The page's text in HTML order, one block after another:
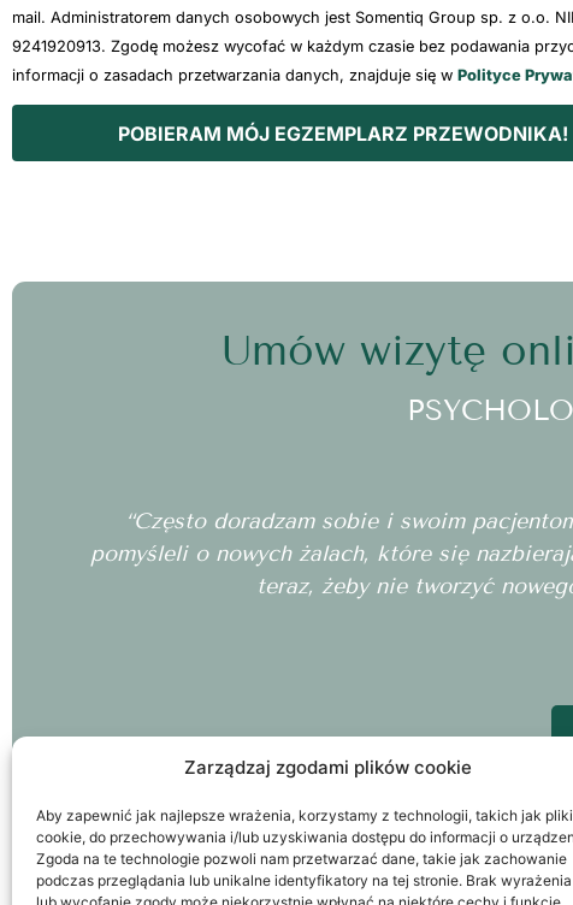
Zarządzaj zgodami plików cookie
Aby zapewnić jak najlepsze wrażenia, korzystamy z technologii, takich jak pliki
cookie, do przechowywania i/lub uzyskiwania dostępu do informacji o
Zgoda na te technologie pozwoli nam przetwarzać dane, takie jak zachowanie
podczas przeglądania lub unikalne identyfikatory na tej stronie. Brak
mail. Administratorem danych osobowych jest Somentiq Group sp. z o.o.
9241920913. Zgodę możesz wycofać w każdym czasie bez podawania
informacji o zasadach przetwarzania danych, znajduje się w Polityce
POBIERAM MÓJ EGZEMPLARZ PRZEWODNIKA!
Umów wizytę
“Często doradzam sobie i swoim
pomyśleli o nowych żalach, które się
teraz, żeby nie tworzyć